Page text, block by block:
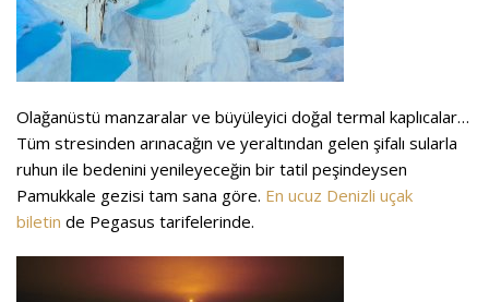
Olağanüstü manzaralar ve büyüleyici doğal termal kaplıcalar…
Tüm stresinden arınacağın ve yeraltından gelen şifalı sularla
ruhun ile bedenini yenileyeceğin bir tatil peşindeysen
Pamukkale gezisi tam sana göre. En ucuz Denizli uçak
biletin de Pegasus tarifelerinde.